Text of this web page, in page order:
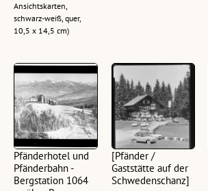
Ansichtskarten,
schwarz-weiß, quer,
10,5 x 14,5 cm)
Pfänderhotel und
Pfänderbahn -
Bergstation 1064
[Pfänder /
Gaststätte auf der
Schwedenschanz]